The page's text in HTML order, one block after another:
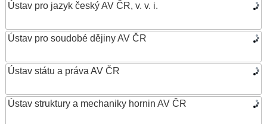
Ústav pro jazyk český AV ČR, v. v. i.
Ústav pro soudobé dějiny AV ČR
Ústav státu a práva AV ČR
Ústav struktury a mechaniky hornin AV ČR